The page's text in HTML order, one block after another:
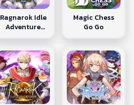
Ragnarok Idle
Adventure
Magic Chess
Go Go